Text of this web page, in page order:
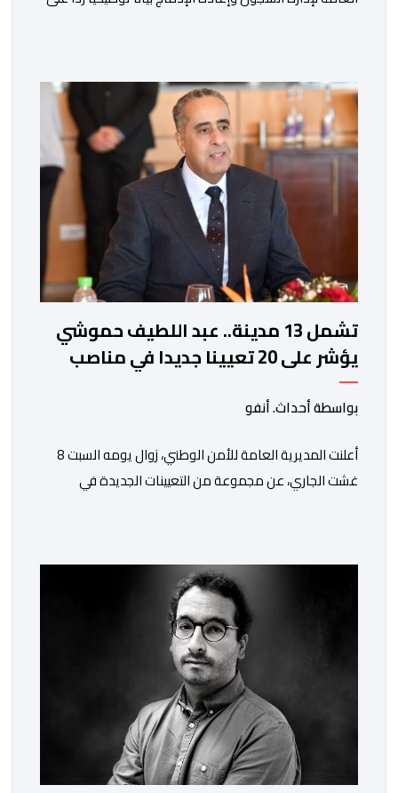
ذاتها، وذلك لتنوير الرأي العام بالحقائق والمعطيات
الدقيقة.واوضحت إدارة المؤسسة السجنية أن المعني بالأمر
يستفيد منذ إيداعه من تتبع طبي منتظم ومستمر وفقا […]
تشمل 13 مدينة.. عبد اللطيف حموشي
يؤشر على 20 تعيينا جديدا في مناصب
المسؤولية بمصالح الأمن الوطني
بواسطة أحداث. أنفو
أعلنت المديرية العامة للأمن الوطني، زوال يومه السبت 8
غشت الجاري، عن مجموعة من التعيينات الجديدة في
والعيون والدار البيضاء وبني ملال وابن جرير وطنجة وأصيلة،
وذلك في إطار دينامية داخلية تهدف لضخ دماء جديدة
والاستعانة بكفاءات أمنية شابة ومتمرسة، […]